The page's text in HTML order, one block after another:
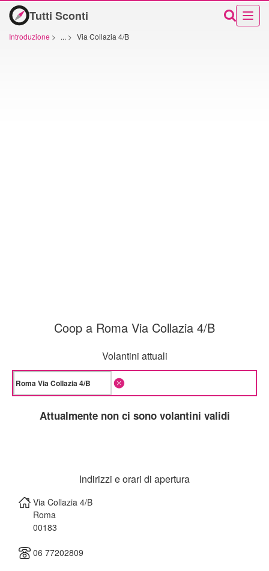
Tutti Sconti
Introduzione > ... > Via Collazia 4/B
Coop a Roma Via Collazia 4/B
Volantini attuali
Attualmente non ci sono volantini validi
Indirizzi e orari di apertura
Via Collazia 4/B
Roma
00183
06 77202809